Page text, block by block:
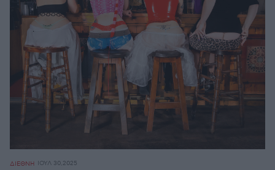
ΔΙΕΘΝΗ ΙΟΥΛ 30,2025